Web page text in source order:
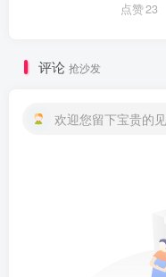
点赞23
评论 抢沙发
欢迎您留下宝贵的见